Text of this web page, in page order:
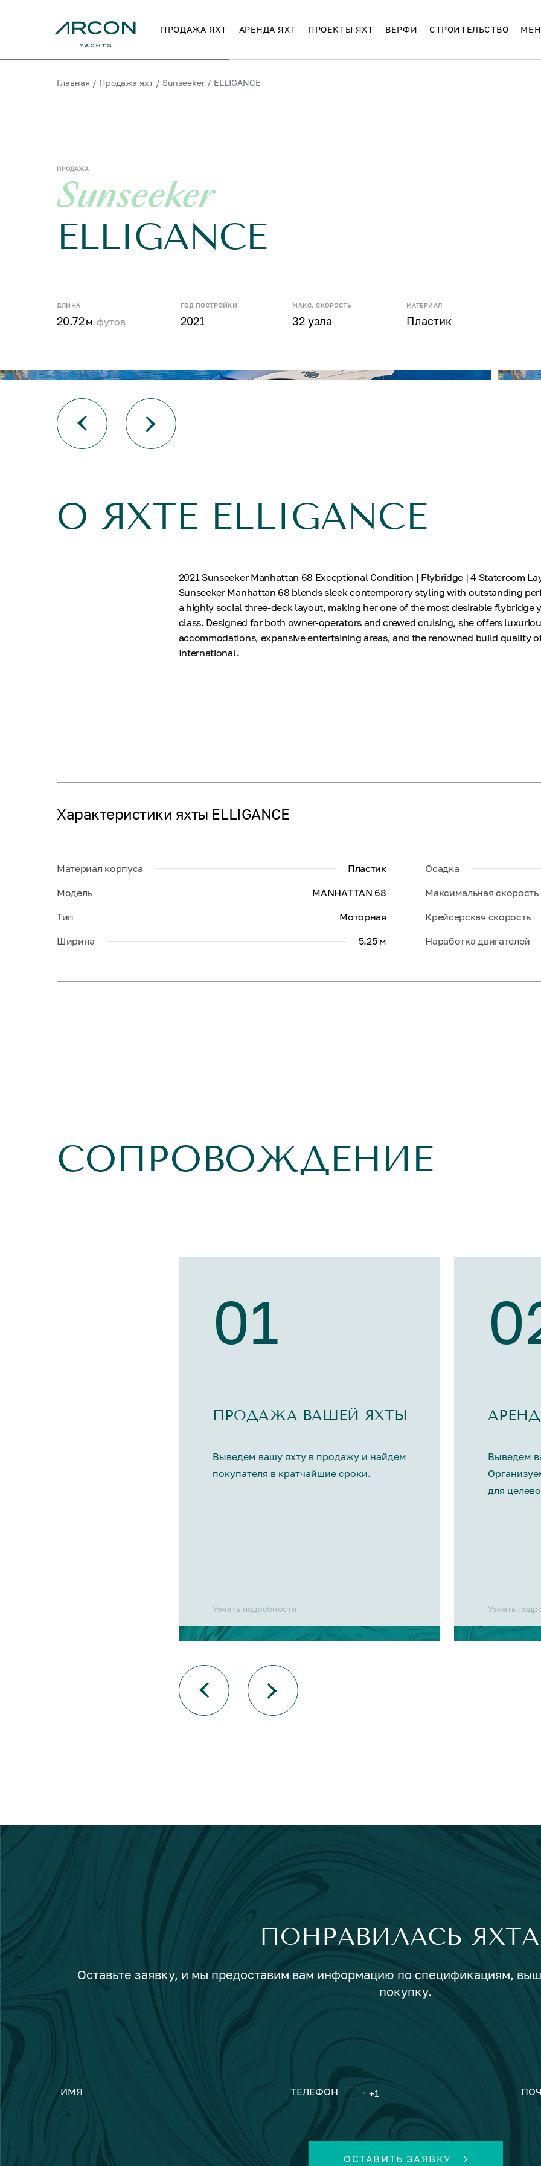
ПРОДАЖА ЯХТ АРЕНДА ЯХТ ПРОЕКТЫ ЯХТ ВЕРФИ СТРОИТЕЛЬСТВО
Главная / Продажа яхт / Sunseeker / ELLIGANCE
ПРОДАЖА
Sunseeker
ELLIGANCE
ДЛИНА
20.72м футов
ГОД ПОСТРОЙКИ
2021
МАКС. СКОРОСТЬ
32 узла
МАТЕРИАЛ
Пластик
О ЯХТЕ ELLIGANCE
2021 Sunseeker Manhattan 68 Exceptional Condition | Flybridge | 4 Stateroom
Sunseeker Manhattan 68 blends sleek contemporary styling with outstanding
a highly social three-deck layout, making her one of the most desirable flybridge
class. Designed for both owner-operators and crewed cruising, she offers
accommodations, expansive entertaining areas, and the renowned build quality
International.
Характеристики яхты ELLIGANCE
Материал корпуса
Пластик
Модель
MANHATTAN 68
Тип
Моторная
Ширина
5.25 м
Осадка
Максимальная скорость
Крейсерская скорость
Наработка двигателей
СОПРОВОЖДЕНИЕ
01
ПРОДАЖА ВАШЕЙ ЯХТЫ
Выведем вашу яхту в продажу и найдем
покупателя в кратчайшие сроки.
Узнать подробности
Выведем
для
Узнать
ПОНРАВИЛАСЬ
Оставьте заявку, и мы предоставим вам информацию по спецификациям,
покупку.
ИМЯ ТЕЛЕФОН
ОСТАВИТЬ ЗАЯВКУ